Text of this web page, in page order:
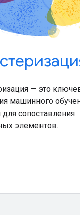
— это
машинного
для сопоставления
элементов.